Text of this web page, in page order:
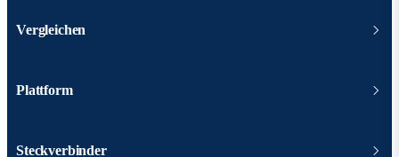
Vergleichen
Plattform
Steckverbinder